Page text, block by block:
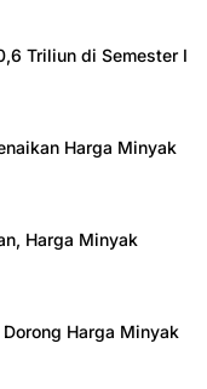
Triliun di Semester I
Harga Minyak
Harga Minyak
Harga Minyak